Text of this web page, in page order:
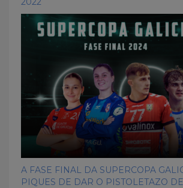
A FASE FINAL DA SUPERCOPA
PIQUES DE DAR O PISTOLETAZO